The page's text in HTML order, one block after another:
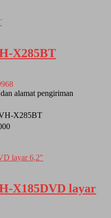
X285BT
alamat pengiriman
X285BT
X185DVD layar